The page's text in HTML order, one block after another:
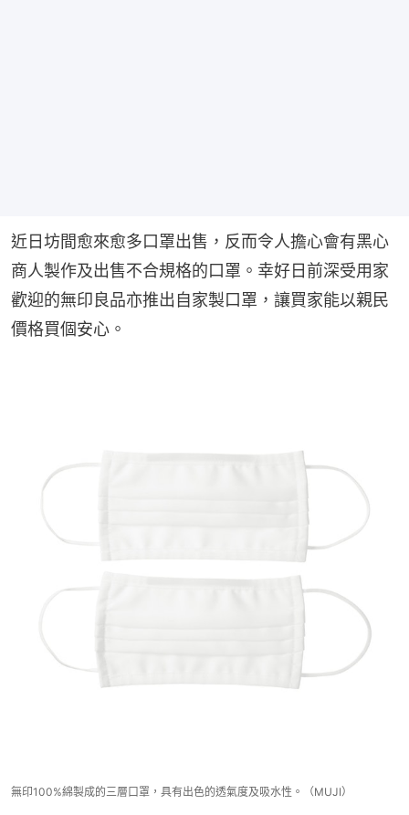
近日坊間愈來愈多口罩出售，反而令人擔心會有黑心
商人製作及出售不合規格的口罩。幸好日前深受用家
歡迎的無印良品亦推出自家製口罩，讓買家能以親民
價格買個安心。
無印100%綿製成的三層口罩，具有出色的透氣度及吸水性。（MUJI）